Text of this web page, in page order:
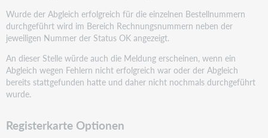
Wurde der Abgleich erfolgreich für die einzelnen Bestellnummern
durchgeführt wird im Bereich Rechnungsnummern neben der
jeweiligen Nummer der Status OK angezeigt.
An dieser Stelle würde auch die Meldung erscheinen, wenn ein
Abgleich wegen Fehlern nicht erfolgreich war oder der Abgleich
bereits stattgefunden hatte und daher nicht nochmals durchgeführt
wurde.
Registerkarte Optionen